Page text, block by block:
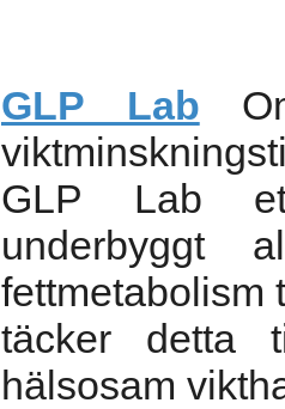
GLP Lab
GLP Lab
underbyggt
fettmetabolism
täcker detta
hälsosam